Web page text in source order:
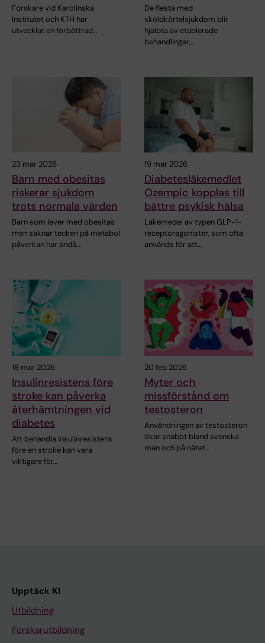
Forskare vid Karolinska
Institutet och KTH har
utvecklat en förbättrad…
De flesta med
sköldkörtelsjukdom blir
hjälpta av etablerade
behandlingar,…
23 mar 2026
Barn med obesitas
riskerar sjukdom
trots normala värden
Barn som lever med obesitas
men saknar tecken på metabol
påverkan har ändå…
19 mar 2026
Diabetesläkemedlet
Ozempic kopplas till
bättre psykisk hälsa
Läkemedel av typen GLP-1-
receptoragonister, som ofta
används för att…
18 mar 2026
Insulinresistens före
stroke kan påverka
återhämtningen vid
diabetes
Att behandla insulinresistens
före en stroke kan vara
viktigare för…
20 feb 2026
Myter och
missförstånd om
testosteron
Användningen av testosteron
ökar snabbt bland svenska
män och på nätet…
Upptäck KI
Utbildning
Forskarutbildning